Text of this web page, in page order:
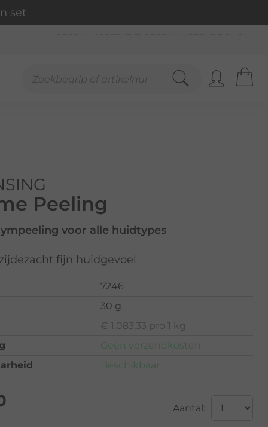
set
Peeling
voor alle huidtypes
fijn huidgevoel
7246
30 g
€ 1.083,33 pro 1 kg
Geen verzendkosten
Beschikbaar
Aantal: